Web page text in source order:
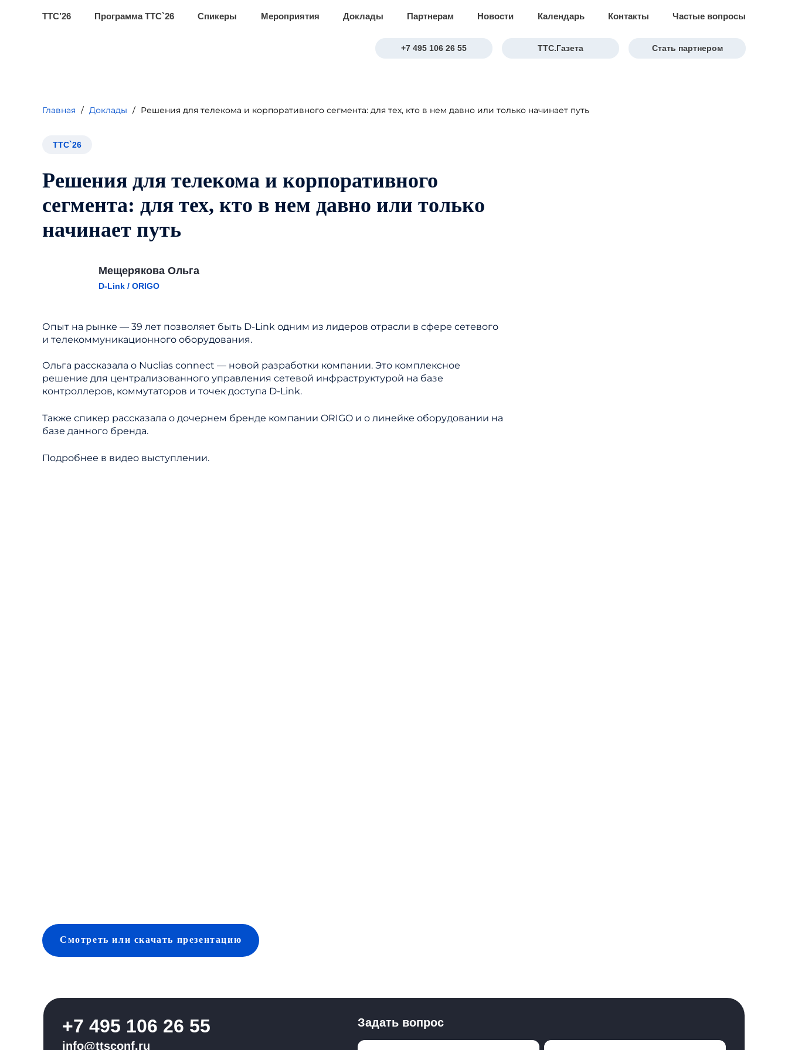
Стать партнером
ТТС.Газета
+7 495 106 26 55
ТТС’26 Программа ТТС`26 Спикеры Мероприятия Доклады Партнерам Новости Календарь Контакты Частые вопросы
Главная / Доклады / Решения для телекома и корпоративного сегмента: для тех, кто в нем давно или только начинает путь
ТТС`26
Решения для телекома и корпоративного
сегмента: для тех, кто в нем давно или только
начинает путь
Мещерякова Ольга
D-Link / ORIGO
Опыт на рынке — 39 лет позволяет быть D-Link одним из лидеров отрасли в сфере сетевого
и телекоммуникационного оборудования.
Ольга рассказала о Nuclias connect — новой разработки компании. Это комплексное
решение для централизованного управления сетевой инфраструктурой на базе
контроллеров, коммутаторов и точек доступа D-Link.
Также спикер рассказала о дочернем бренде компании ORIGO и о линейке оборудовании на
базе данного бренда.
Подробнее в видео выступлении.
Смотретьили скачать презентацию
+7 495 106 26 55
info@ttsconf.ru
Задать вопрос